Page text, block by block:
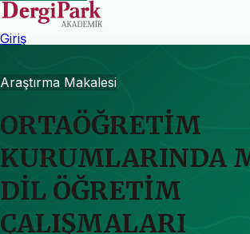
Giriş
Araştırma Makalesi
ORTAÖĞRETİM
KURUMLARINDA
DİL ÖĞRETİM
ÇALIŞMALARI